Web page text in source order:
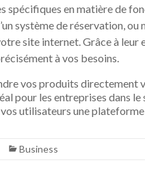
spécifiques en matière de
système de réservation, ou
site internet. Grâce à
à vos besoins.
vos produits directement
pour les entreprises dans le
utilisateurs une
Business